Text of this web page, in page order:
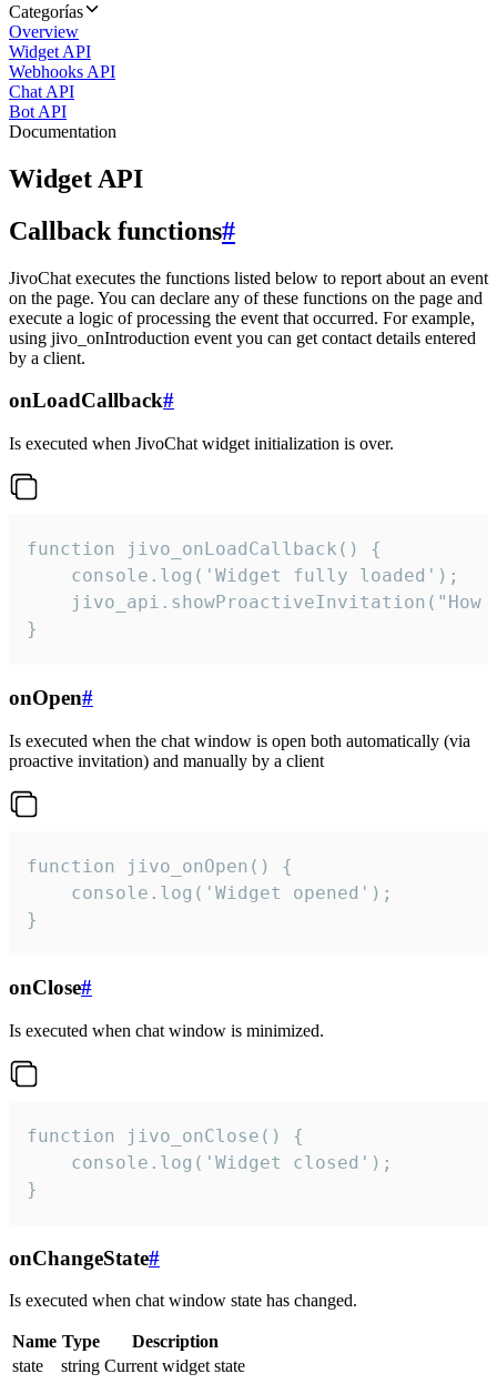
Categorías
Overview
Widget API
Webhooks API
Chat API
Bot API
Documentation
Widget API
Callback functions#
JivoChat executes the functions listed below to report about an event
on the page. You can declare any of these functions on the page and
execute a logic of processing the event that occurred. For example,
using jivo_onIntroduction event you can get contact details entered
by a client.
onLoadCallback#
Is executed when JivoChat widget initialization is over.
function jivo_onLoadCallback() {
    console.log('Widget fully loaded');
jivo_api.showProactiveInvitation("How
}
onOpen#
Is executed when the chat window is open both automatically (via
proactive invitation) and manually by a client
function jivo_onOpen() {
    console.log('Widget opened');
}
onClose#
Is executed when chat window is minimized.
function jivo_onClose() {
    console.log('Widget closed');
}
onChangeState#
Is executed when chat window state has changed.
Name Type
Description
state
string Current widget state